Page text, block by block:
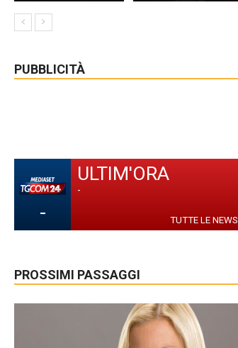
PUBBLICITÀ
-
ULTIM'ORA
-
TUTTE LE NEWS
PROSSIMI PASSAGGI